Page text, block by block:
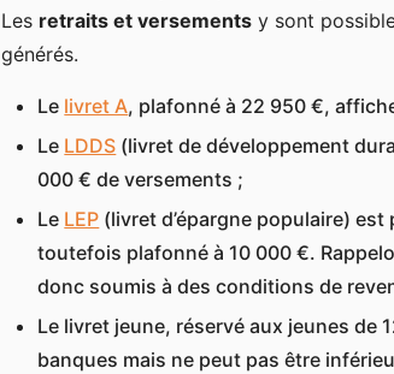
Les retraits et versements y sont
générés.
Le livret A, plafonné à 22 950 €,
Le LDDS (livret de développement
000 € de versements ;
Le LEP (livret d’épargne populaire)
toutefois plafonné à 10 000 €.
donc soumis à des conditions de
Le livret jeune, réservé aux jeunes de
banques mais ne peut pas être